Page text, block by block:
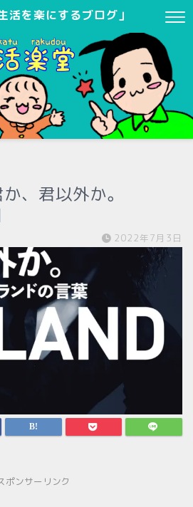
活を楽にするブログ」
、君以外か。
2022年7月3日
ポンサーリンク